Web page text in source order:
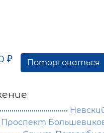
₽ Поторговаться
Проспект